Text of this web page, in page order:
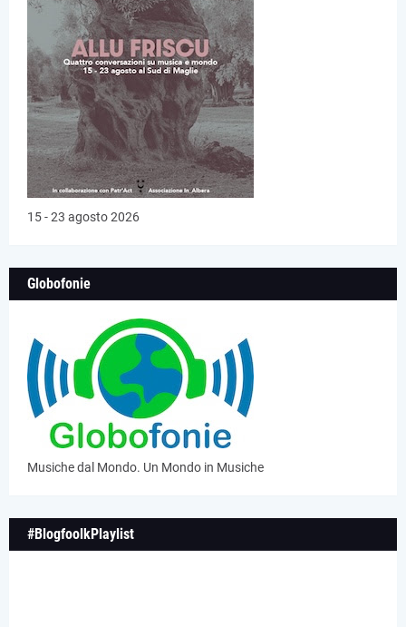
15 - 23 agosto 2026
Globofonie
Musiche dal Mondo. Un Mondo in Musiche
#BlogfoolkPlaylist